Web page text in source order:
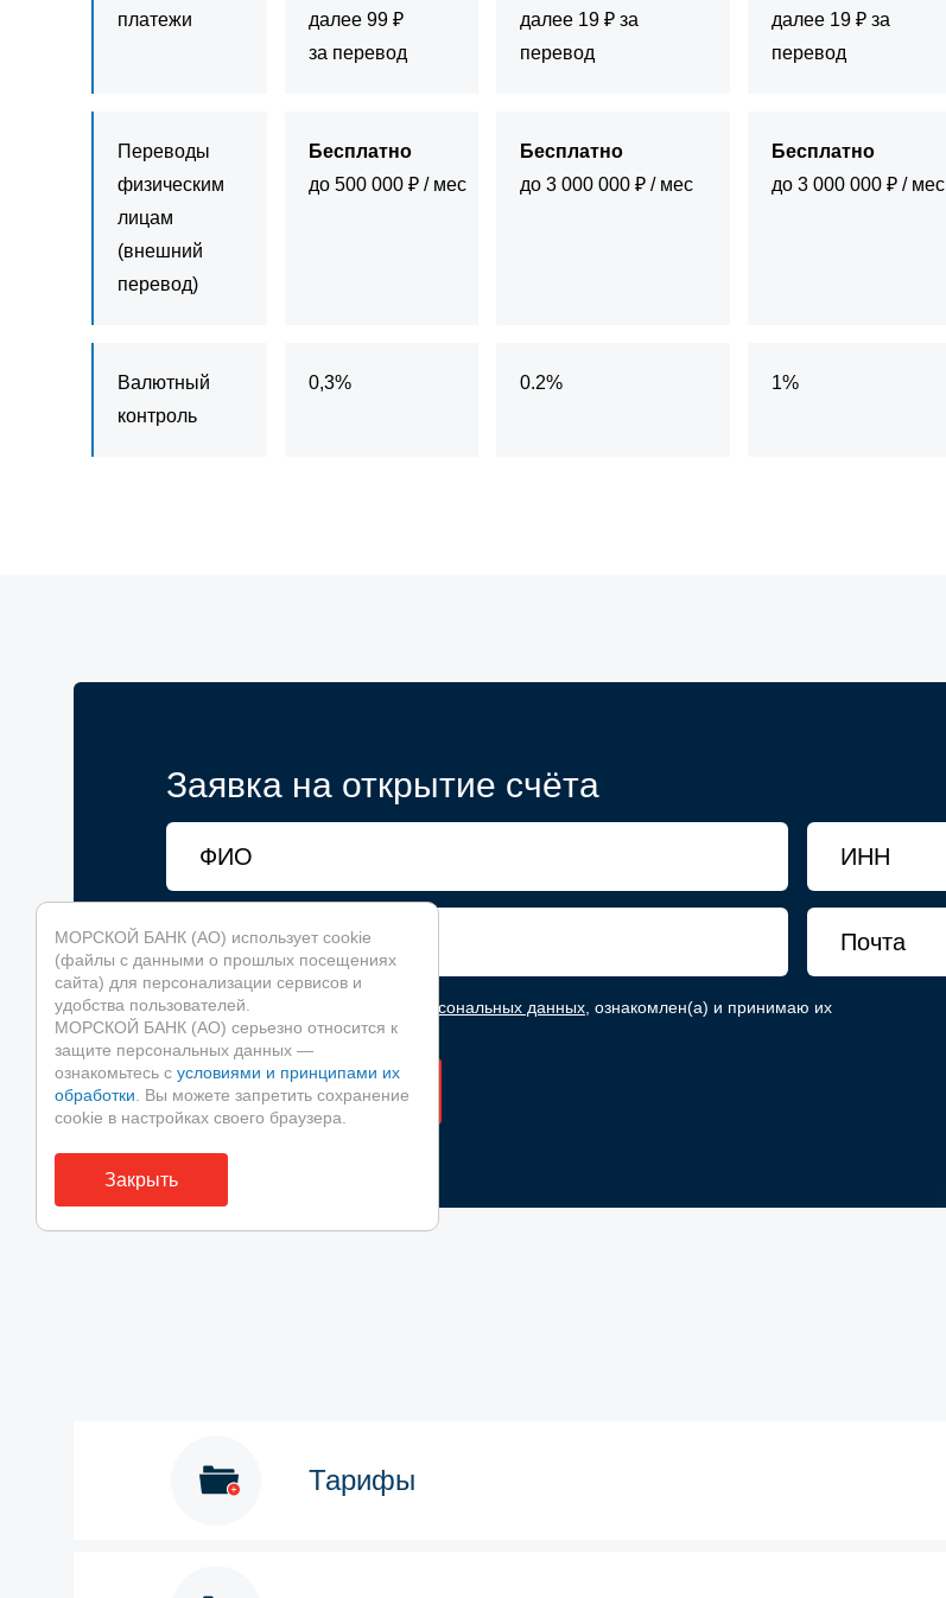
платежи
далее 99 ₽
за перевод
далее 19 ₽ за
перевод
далее 19 ₽ за
перевод
Переводы
физическим
лицам
(внешний
перевод)
Бесплатно
до 500 000 ₽ / мес
Бесплатно
до 3 000 000 ₽ / мес
Бесплатно
до 3 000 000 ₽ / мес
Валютный
контроль
0,3% 0.2% 1%
Заявка на открытие счёта
С условиями обработки персональных данных , ознакомлен(а) и принимаю их
Тарифы
МОРСКОЙ БАНК (АО) использует cookie
(файлы с данными о прошлых посещениях
сайта) для персонализации сервисов и
удобства пользователей.
МОРСКОЙ БАНК (АО) серьезно относится к
защите персональных данных —
ознакомьтесь с условиями и принципами их
обработки . Вы можете запретить сохранение
cookie в настройках своего браузера.
Закрыть